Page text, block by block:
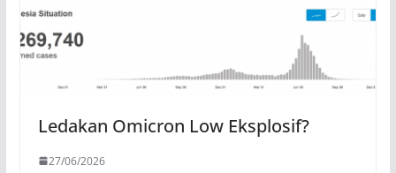
Ledakan Omicron Low Eksplosif?
27/06/2026